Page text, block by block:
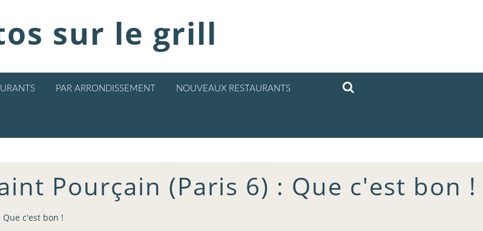
sur le grill
PAR ARRONDISSEMENT NOUVEAUX RESTAURANTS
Pourçain (Paris 6) : Que c'est bon !
Que c'est bon !